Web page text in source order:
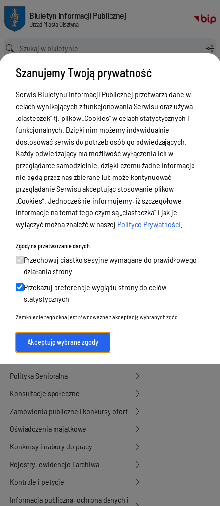
Mapa usług wydziału Geodezja i Gospodarka Nieruchomościami
Biuletyn Informacji Publicznej Urząd Miasta Olsztyna
Biuletyn Informacji Publicznej
Urząd Miasta Olsztyna
Ścieżka powrotu
Strona główna Mapa usług wydziału Geodezja i Gospodarka Nieruchomościami
Mapa usług z zakresu geodezji i
gospodarki nieruchomościami
Menu Przedmiotowe
ZAŁATWIANIE SPRAW
Ogłoszenia
Bezpieczeństwo
Urodzenia, małżeństwa, zgony,
meldunek, dowód, komunikacja,
działalność, alkohol
Budżet, finanse i majątek
Podatki i opłaty, umorzenia, ulgi i
dotacje
Urbanistyka, architektura i zabytki
Geodezja, sprzedaż, dzierżawa
nieruchomości
Środowisko
Strategie, programy, plany
Polityka Senioralna
Konsultacje społeczne
Zamówienia publiczne i konkursy ofert
Oświadczenia majątkowe
Konkursy i nabory do pracy
Rejestry, ewidencje i archiwa
Kontrole i petycje
Informacja publiczna, ochrona danych i
Szanujemy Twoją prywatność
Serwis Biuletynu Informacji Publicznej przetwarza dane w
celach wynikających z funkcjonowania Serwisu oraz używa
„ciasteczek” tj. plików „Cookies” w celach statystycznych i
funkcjonalnych. Dzięki nim możemy indywidualnie
dostosować serwis do potrzeb osób go odwiedzających.
Każdy odwiedzający ma możliwość wyłączenia ich w
przeglądarce samodzielnie, dzięki czemu żadne informacje
nie będą przez nas zbierane lub może kontynuować
przeglądanie Serwisu akceptując stosowanie plików
„Cookies”. Jednocześnie informujemy, iż szczegółowe
informacje na temat tego czym są „ciasteczka” i jak je
wyłączyć można znaleźć w naszej Polityce Prywatności
Zgody na przetwarzanie danych
Przechowuj ciastko sesyjne wymagane do prawidłowego
działania strony
Przekazuj preferencje wyglądu strony do celów
statystycznych
Zamknięcie tego okna jest równoważne z akceptację wybranych zgód.
Akceptuję wybrane zgody